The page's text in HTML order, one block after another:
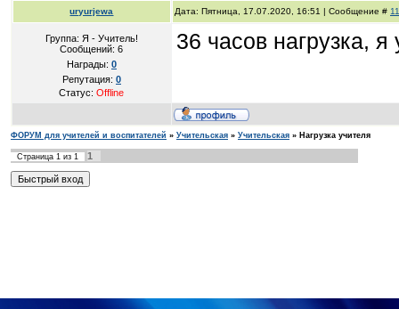
uryurjewa Дата: Пятница, 17.07.2020, 16:51 | Сообщение # 11
Группа: Я - Учитель!
Сообщений:6
Награды: 0
Репутация: 0
Статус:Offline
36 часов нагрузка, я
ФОРУМ для учителей и воспитателей » Учительская » Учительская » Нагрузка учителя
Страница 1 из 1 1